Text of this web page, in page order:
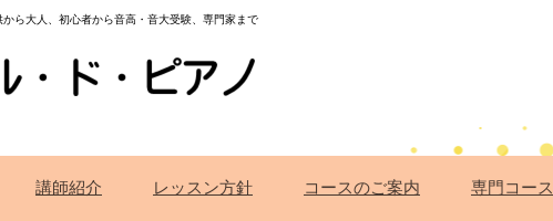
ら大人、初心者から音高・音大受験、専門家まで
講師紹介 レッスン方針 コースのご案内 専門コース